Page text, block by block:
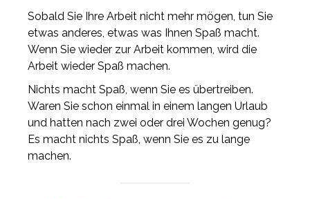
Sobald Sie Ihre Arbeit nicht mehr mögen, tun Sie
etwas anderes, etwas was Ihnen Spaß macht.
Wenn Sie wieder zur Arbeit kommen, wird die
Arbeit wieder Spaß machen.
Nichts macht Spaß, wenn Sie es übertreiben.
Waren Sie schon einmal in einem langen Urlaub
und hatten nach zwei oder drei Wochen genug?
Es macht nichts Spaß, wenn Sie es zu lange
machen.